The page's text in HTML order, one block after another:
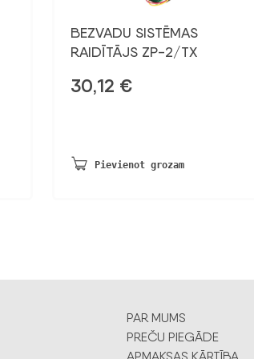
BEZVADU SISTĒMAS
RAIDĪTĀJS ZP-2/TX
30,12 €
Pievienot grozam
PAR MUMS
PREČU PIEGĀDE